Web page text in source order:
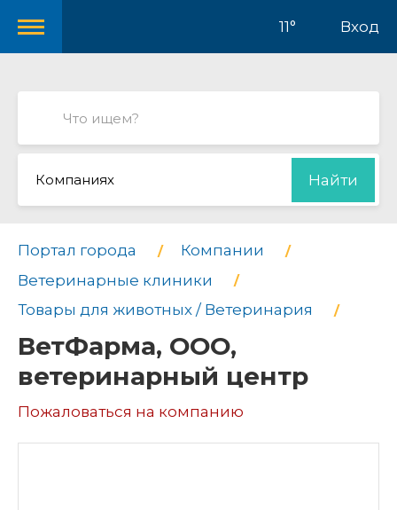
11° Вход
Компаниях Найти
Портал города
Компании
Ветеринарные клиники
Товары для животных / Ветеринария
ВетФарма, ООО,
ветеринарный центр
Пожаловаться на компанию